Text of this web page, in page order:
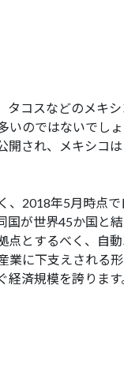
タコスなどのメキ
いのではないでし
開され、メキシコ
、2018年5月時点
国が世界45か国と
点とするべく、自
業に下支えされる
済規模を誇ります